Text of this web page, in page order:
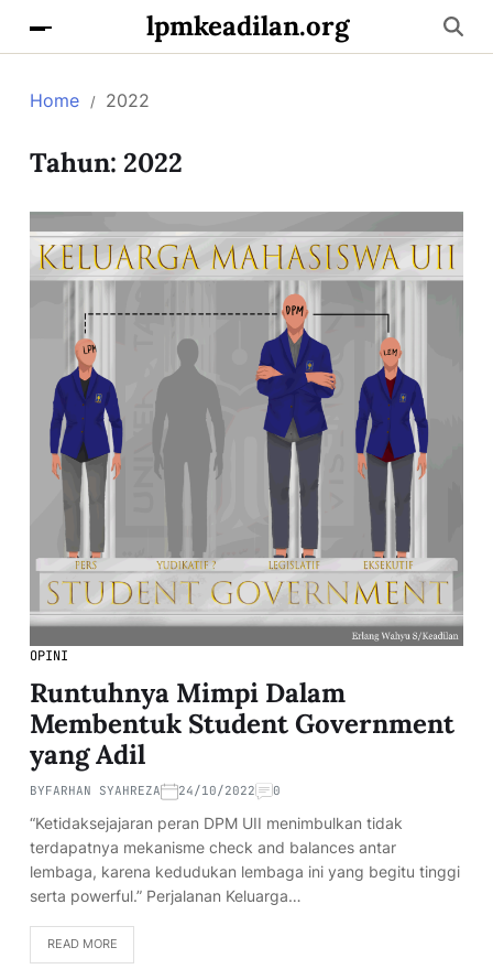
lpmkeadilan.org
Home 2022
Tahun: 2022
OPINI
Runtuhnya Mimpi Dalam
Membentuk Student Government
yang Adil
BYFARHAN SYAHREZA 24/10/2022 0
“Ketidaksejajaran peran DPM UII menimbulkan tidak
terdapatnya mekanisme check and balances antar
lembaga, karena kedudukan lembaga ini yang begitu tinggi
serta powerful.” Perjalanan Keluarga…
READ MORE